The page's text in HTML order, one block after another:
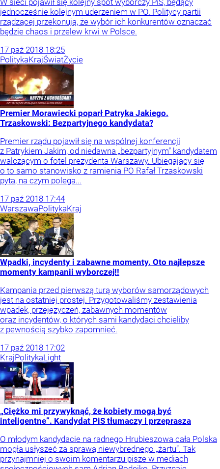
W sieci pojawił się kolejny spot wyborczy PiS, będący
jednocześnie kolejnym uderzeniem w PO. Politycy partii
rządzącej przekonują, że wybór ich konkurentów oznaczać
będzie chaos i przelew krwi w Polsce.
17 paź 2018 18:25
PolitykaKrajŚwiatŻycie
Premier Morawiecki poparł Patryka Jakiego.
Trzaskowski: Bezpartyjnego kandydata?
Premier rządu pojawił się na wspólnej konferencji
z Patrykiem Jakim, od niedawna „bezpartyjnym” kandydatem
walczącym o fotel prezydenta Warszawy. Ubiegający się
o to samo stanowisko z ramienia PO Rafał Trzaskowski
pyta, na czym polega...
17 paź 2018 17:44
WarszawaPolitykaKraj
Wpadki, incydenty i zabawne momenty. Oto najlepsze
momenty kampanii wyborczej!!
Kampania przed pierwszą turą wyborów samorządowych
jest na ostatniej prostej. Przygotowaliśmy zestawienia
wpadek, przejęzyczeń, zabawnych momentów
oraz incydentów, o których sami kandydaci chcieliby
z pewnością szybko zapomnieć.
17 paź 2018 17:02
KrajPolitykaLight
„Ciężko mi przywyknąć, że kobiety mogą być
inteligentne”. Kandydat PiS tłumaczy i przeprasza
O młodym kandydacie na radnego Hrubieszowa cała Polska
mogła usłyszeć za sprawą niewybrednego „żartu”. Tak
przynajmniej o swoim komentarzu pisze w mediach